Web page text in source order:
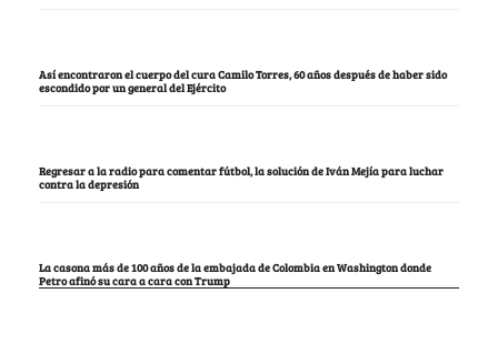
Así encontraron el cuerpo del cura Camilo Torres, 60 años después de haber sido
escondido por un general del Ejército
Regresar a la radio para comentar fútbol, la solución de Iván Mejía para luchar
contra la depresión
La casona más de 100 años de la embajada de Colombia en Washington donde
Petro afinó su cara a cara con Trump